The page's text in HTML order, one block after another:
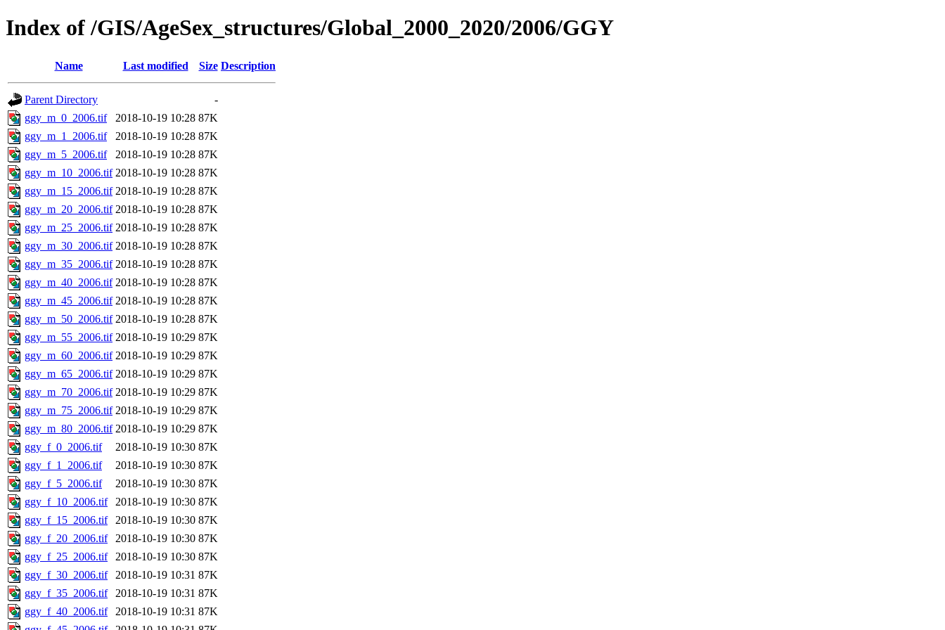
Index of /GIS/AgeSex_structures/Global_2000_2020/2006/GGY
Name Last modified Size Description
Parent Directory
-
ggy_m_0_2006.tif
2018-10-19 10:28 87K
ggy_m_1_2006.tif
2018-10-19 10:28 87K
ggy_m_5_2006.tif
2018-10-19 10:28 87K
ggy_m_10_2006.tif 2018-10-19 10:28 87K
ggy_m_15_2006.tif 2018-10-19 10:28 87K
ggy_m_20_2006.tif 2018-10-19 10:28 87K
ggy_m_25_2006.tif 2018-10-19 10:28 87K
ggy_m_30_2006.tif 2018-10-19 10:28 87K
ggy_m_35_2006.tif 2018-10-19 10:28 87K
ggy_m_40_2006.tif 2018-10-19 10:28 87K
ggy_m_45_2006.tif 2018-10-19 10:28 87K
ggy_m_50_2006.tif 2018-10-19 10:28 87K
ggy_m_55_2006.tif 2018-10-19 10:29 87K
ggy_m_60_2006.tif 2018-10-19 10:29 87K
ggy_m_65_2006.tif 2018-10-19 10:29 87K
ggy_m_70_2006.tif 2018-10-19 10:29 87K
ggy_m_75_2006.tif 2018-10-19 10:29 87K
ggy_m_80_2006.tif 2018-10-19 10:29 87K
ggy_f_0_2006.tif
2018-10-19 10:30 87K
ggy_f_1_2006.tif
2018-10-19 10:30 87K
ggy_f_5_2006.tif
2018-10-19 10:30 87K
ggy_f_10_2006.tif
2018-10-19 10:30 87K
ggy_f_15_2006.tif
2018-10-19 10:30 87K
ggy_f_20_2006.tif
2018-10-19 10:30 87K
ggy_f_25_2006.tif
2018-10-19 10:30 87K
ggy_f_30_2006.tif
2018-10-19 10:31 87K
ggy_f_35_2006.tif
2018-10-19 10:31 87K
ggy_f_40_2006.tif
2018-10-19 10:31 87K